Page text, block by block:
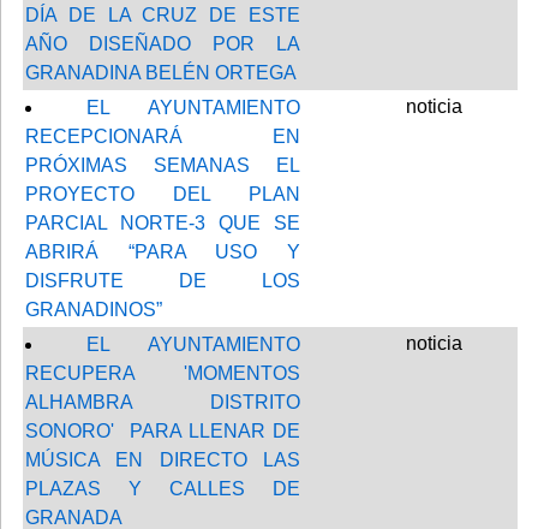
DÍA DE LA CRUZ DE ESTE
AÑO DISEÑADO POR LA
GRANADINA BELÉN ORTEGA
EL AYUNTAMIENTO
RECEPCIONARÁ EN
PRÓXIMAS SEMANAS EL
PROYECTO DEL PLAN
PARCIAL NORTE-3 QUE SE
ABRIRÁ “PARA USO Y
DISFRUTE DE LOS
GRANADINOS”
noticia
EL AYUNTAMIENTO
RECUPERA 'MOMENTOS
ALHAMBRA DISTRITO
SONORO' PARA LLENAR DE
MÚSICA EN DIRECTO LAS
PLAZAS Y CALLES DE
GRANADA
noticia